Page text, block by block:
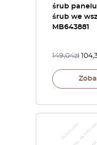
śrub
śrub we
MB643881
149,04zł